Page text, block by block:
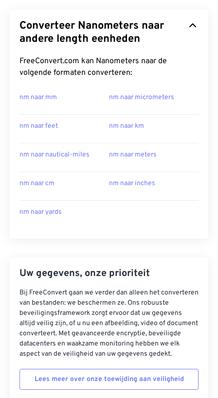
Converteer Nanometers naar
andere length eenheden
FreeConvert.com kan Nanometers naar de
volgende formaten converteren:
nm naar mm nm naar micrometers
nm naar feet nm naar km
nm naar nautical-miles nm naar meters
nm naar cm nm naar inches
nm naar yards
Uw gegevens, onze prioriteit
Bij FreeConvert gaan we verder dan alleen het converteren
van bestanden: we beschermen ze. Ons robuuste
beveiligingsframework zorgt ervoor dat uw gegevens
altijd veilig zijn, of u nu een afbeelding, video of document
converteert. Met geavanceerde encryptie, beveiligde
datacenters en waakzame monitoring hebben we elk
aspect van de veiligheid van uw gegevens gedekt.
Lees meer over onze toewijding aan veiligheid